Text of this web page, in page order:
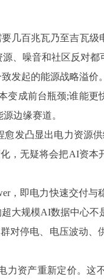
几百兆瓦乃至吉瓦
、噪音和社区反对
发起的能源战略溢价。
变成前台瓶颈;谁能
边缘赛道。
发凸显出电力资源
，无疑将会把AI资本
，即电力快速交付
大规模AI数据中心
对停电、电压波动
力资产重新定价。这